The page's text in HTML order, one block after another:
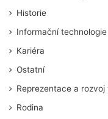
Historie
Informační technologie
Kariéra
Ostatní
Reprezentace a rozvoj
Rodina